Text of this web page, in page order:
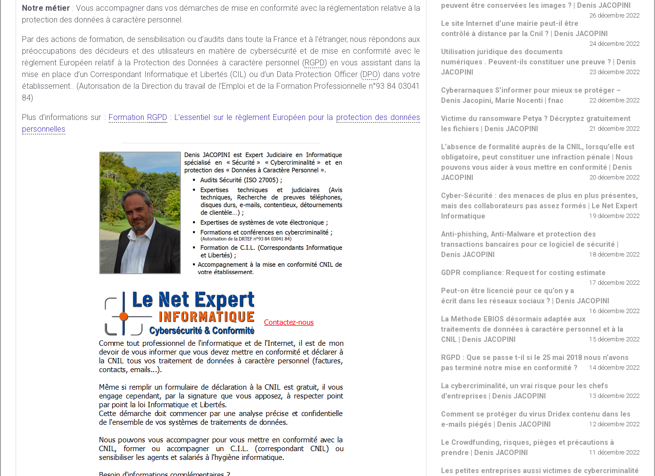
Notre métier : Vous accompagner dans vos démarches de mise en conformité avec la réglementation relative à la
protection des données à caractère personnel.
Par des actions de formation, de sensibilisation ou d’audits dans toute la France et à l’étranger, nous répondons aux
préoccupations des décideurs et des utilisateurs en matière de cybersécurité et de mise en conformité avec le
règlement Européen relatif à la Protection des Données à caractère personnel (RGPD) en vous assistant dans la
mise en place d’un Correspondant Informatique et Libertés (CIL) ou d’un Data Protection Officer (DPO) dans votre
établissement.. (Autorisation de la Direction du travail de l’Emploi et de la Formation Professionnelle n°93 84 03041
84)
Plus d’informations sur : Formation RGPD : L’essentiel sur le règlement Européen pour la protection des données
personnelles
peuvent être conservées les images ? | Denis JACOPINI
26 décembre 2022
Le site Internet d’une mairie peut-il être
contrôlé à distance par la Cnil ? | Denis JACOPINI
24 décembre 2022
Utilisation juridique des documents
numériques . Peuvent-ils constituer une preuve ? | Denis
JACOPINI
23 décembre 2022
Cyberarnaques S’informer pour mieux se protéger –
Denis Jacopini, Marie Nocenti | fnac
22 décembre 2022
Victime du ransomware Petya ? Décryptez gratuitement
les fichiers | Denis JACOPINI
21 décembre 2022
L’absence de formalité auprès de la CNIL, lorsqu’elle est
obligatoire, peut constituer une infraction pénale | Nous
pouvons vous aider à vous mettre en conformité | Denis
JACOPINI
20 décembre 2022
Cyber-Sécurité : des menaces de plus en plus présentes,
mais des collaborateurs pas assez formés | Le Net Expert
Informatique
19 décembre 2022
Anti-phishing, Anti-Malware et protection des
transactions bancaires pour ce logiciel de sécurité |
Denis JACOPINI
18 décembre 2022
GDPR compliance: Request for costing estimate
17 décembre 2022
Peut-on être licencié pour ce qu’on y a
écrit dans les réseaux sociaux ? | Denis JACOPINI
16 décembre 2022
La Méthode EBIOS désormais adaptée aux
traitements de données à caractère personnel et à la
CNIL | Denis JACOPINI
15 décembre 2022
RGPD : Que se passe t-il si le 25 mai 2018 nous n’avons
pas terminé notre mise en conformité ?
14 décembre 2022
La cybercriminalité, un vrai risque pour les chefs
d’entreprises | Denis JACOPINI
13 décembre 2022
Comment se protéger du virus Dridex contenu dans les
e-mails piégés | Denis JACOPINI
12 décembre 2022
Le Crowdfunding, risques, pièges et précautions à
prendre | Denis JACOPINI
11 décembre 2022
Les petites entreprises aussi victimes de cybercriminalité